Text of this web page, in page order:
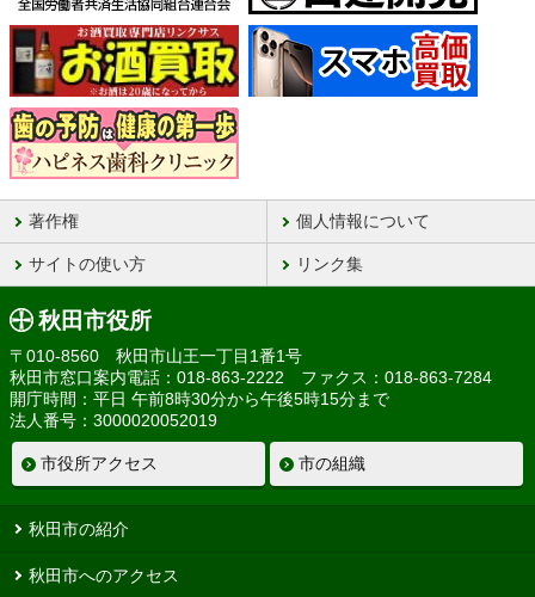
著作権 個人情報について
サイトの使い方 リンク集
秋田市役所
〒010-8560 秋田市山王一丁目1番1号
秋田市窓口案内電話：018-863-2222 ファクス：018-863-7284
開庁時間：平日 午前8時30分から午後5時15分まで
法人番号：3000020052019
市役所アクセス 市の組織
秋田市の紹介
秋田市へのアクセス